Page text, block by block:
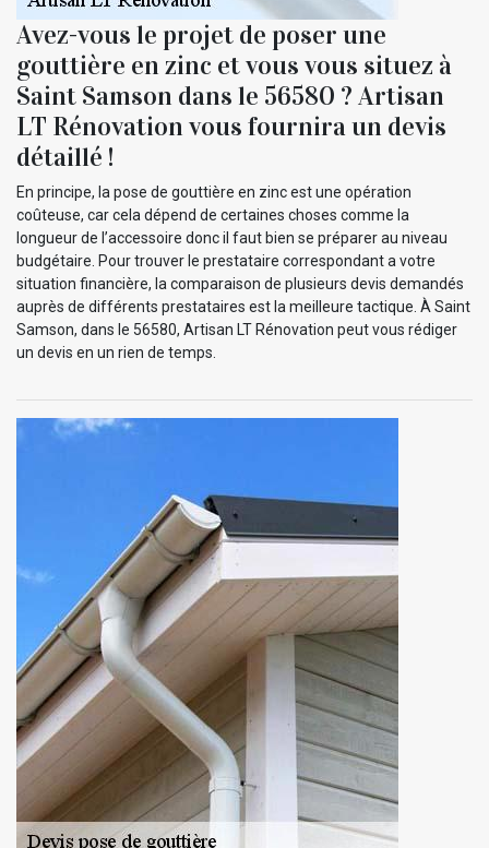
Avez-vous le projet de poser une
gouttière en zinc et vous vous situez à
Saint Samson dans le 56580 ? Artisan
LT Rénovation vous fournira un devis
détaillé !
En principe, la pose de gouttière en zinc est une opération
coûteuse, car cela dépend de certaines choses comme la
longueur de l’accessoire donc il faut bien se préparer au niveau
budgétaire. Pour trouver le prestataire correspondant a votre
situation financière, la comparaison de plusieurs devis demandés
auprès de différents prestataires est la meilleure tactique. À Saint
Samson, dans le 56580, Artisan LT Rénovation peut vous rédiger
un devis en un rien de temps.